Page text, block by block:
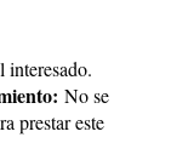
interesado.
No se
prestar este